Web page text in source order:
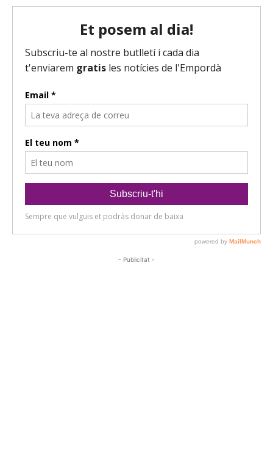
- Publicitat -